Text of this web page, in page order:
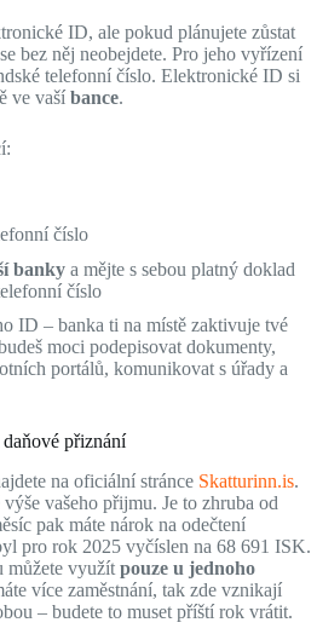
ID, ale pokud plánujete zůstat
bez něj neobejdete. Pro jeho vyřízení
telefonní číslo. Elektronické ID si
ve vaší bance.
číslo
banky a mějte s sebou platný doklad
číslo
ID – banka ti na místě zaktivuje tvé
moci podepisovat dokumenty,
portálů, komunikovat s úřady a
přiznání
na oficiální stránce Skatturinn.is.
vašeho přijmu. Je to zhruba od
pak máte nárok na odečtení
pro rok 2025 vyčíslen na 68 691 ISK.
můžete využít pouze u jednoho
více zaměstnání, tak zde vznikají
– budete to muset příští rok vrátit.